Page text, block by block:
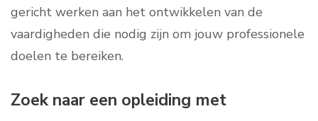
gericht werken aan het ontwikkelen van de
vaardigheden die nodig zijn om jouw professionele
doelen te bereiken.
Zoek naar een opleiding met